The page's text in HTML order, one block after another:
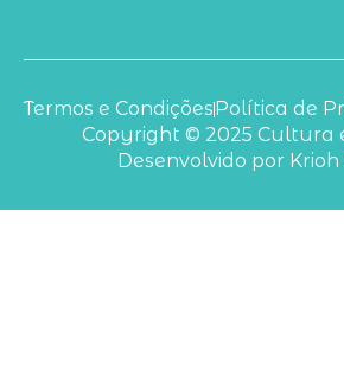
Copyright © 2025 Cultura
Desenvolvido por Krioh
Termos e Condições Política de